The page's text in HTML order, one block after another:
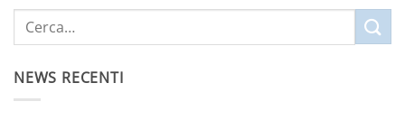
NEWS RECENTI